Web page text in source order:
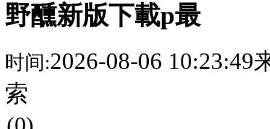
野醺新版下載p最
时间:2026-08-06 10:23:49
索